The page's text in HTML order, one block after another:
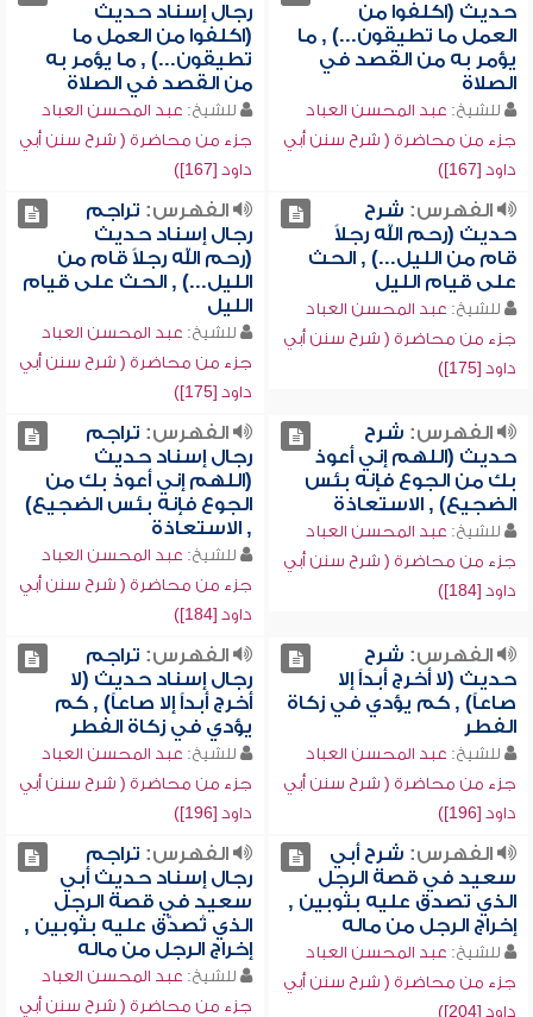
حديث (اكلفوا من
العمل ما تطيقون...) , ما
يؤمر به من القصد في
الصلاة
للشيخ: عبد المحسن العباد
جزء من محاضرة ( شرح سنن أبي
داود [167])
رجال إسناد حديث
(اكلفوا من العمل ما
تطيقون...) , ما يؤمر به
من القصد في الصلاة
للشيخ: عبد المحسن العباد
جزء من محاضرة ( شرح سنن أبي
داود [167])
الفهرس: شرح
حديث (رحم الله رجلاً
قام من الليل...) , الحث
على قيام الليل
للشيخ: عبد المحسن العباد
جزء من محاضرة ( شرح سنن أبي
داود [175])
الفهرس: تراجم
رجال إسناد حديث
(رحم الله رجلاً قام من
الليل...) , الحث على قيام
الليل
للشيخ: عبد المحسن العباد
جزء من محاضرة ( شرح سنن أبي
داود [175])
الفهرس: شرح
حديث (اللهم إني أعوذ
بك من الجوع فإنه بئس
الضجيع) , الاستعاذة
للشيخ: عبد المحسن العباد
جزء من محاضرة ( شرح سنن أبي
داود [184])
الفهرس: تراجم
رجال إسناد حديث
(اللهم إني أعوذ بك من
الجوع فإنه بئس الضجيع)
, الاستعاذة
للشيخ: عبد المحسن العباد
جزء من محاضرة ( شرح سنن أبي
داود [184])
الفهرس: شرح
حديث (لا أخرج أبداً إلا
صاعاً) , كم يؤدي في زكاة
الفطر
للشيخ: عبد المحسن العباد
جزء من محاضرة ( شرح سنن أبي
داود [196])
الفهرس: تراجم
رجال إسناد حديث (لا
أخرج أبداً إلا صاعاً) , كم
يؤدي في زكاة الفطر
للشيخ: عبد المحسن العباد
جزء من محاضرة ( شرح سنن أبي
داود [196])
الفهرس: شرح أبي
سعيد في قصة الرجل
الذي تصدق عليه بثوبين ,
إخراج الرجل من ماله
للشيخ: عبد المحسن العباد
جزء من محاضرة ( شرح سنن أبي
داود [204])
الفهرس: تراجم
رجال إسناد حديث أبي
سعيد في قصة الرجل
الذي تُصدّق عليه بثوبين ,
إخراج الرجل من ماله
للشيخ: عبد المحسن العباد
جزء من محاضرة ( شرح سنن أبي